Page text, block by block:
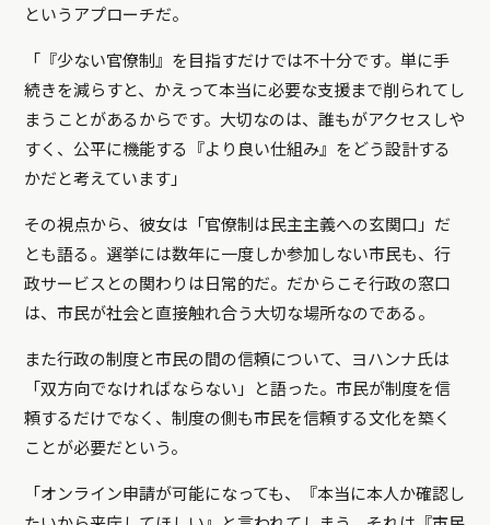
というアプローチだ。
「『少ない官僚制』を目指すだけでは不十分です。単に手
続きを減らすと、かえって本当に必要な支援まで削られてし
まうことがあるからです。大切なのは、誰もがアクセスしや
すく、公平に機能する『より良い仕組み』をどう設計する
かだと考えています」
その視点から、彼女は「官僚制は民主主義への玄関口」だ
とも語る。選挙には数年に一度しか参加しない市民も、行
政サービスとの関わりは日常的だ。だからこそ行政の窓口
は、市民が社会と直接触れ合う大切な場所なのである。
また行政の制度と市民の間の信頼について、ヨハンナ氏は
「双方向でなければならない」と語った。市民が制度を信
頼するだけでなく、制度の側も市民を信頼する文化を築く
ことが必要だという。
「オンライン申請が可能になっても、『本当に本人か確認し